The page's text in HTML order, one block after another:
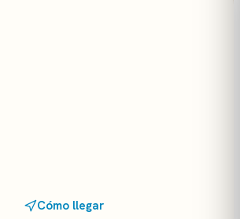
Cómo llegar